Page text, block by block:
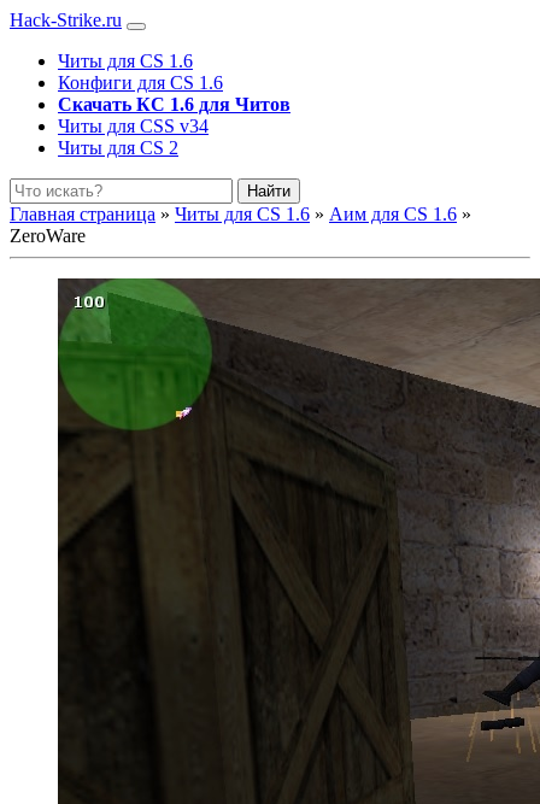
Hack-Strike.ru
Читы для CS 1.6
Конфиги для CS 1.6
Скачать КС 1.6 для Читов
Читы для CSS v34
Читы для CS 2
Найти
Главная страница » Читы для CS 1.6 » Аим для CS 1.6 »
ZeroWare